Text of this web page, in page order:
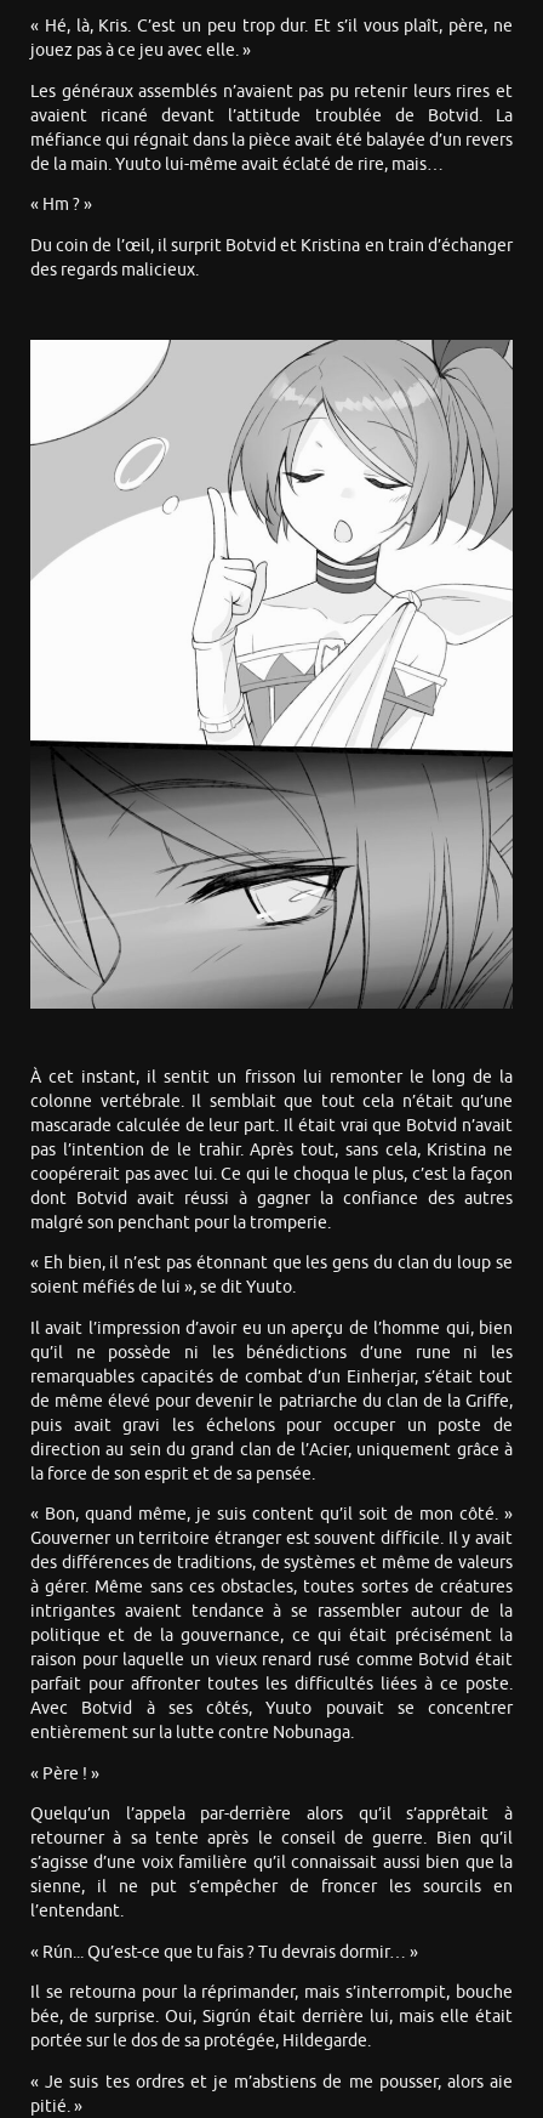
« Hé, là, Kris. C’est un peu trop dur. Et s’il vous plaît, père, ne
jouez pas à ce jeu avec elle. »
Les généraux assemblés n’avaient pas pu retenir leurs rires et
avaient ricané devant l’attitude troublée de Botvid. La
méfiance qui régnait dans la pièce avait été balayée d’un revers
de la main. Yuuto lui-même avait éclaté de rire, mais…
« Hm ? »
Du coin de l’œil, il surprit Botvid et Kristina en train d’échanger
des regards malicieux.
À cet instant, il sentit un frisson lui remonter le long de la
colonne vertébrale. Il semblait que tout cela n’était qu’une
mascarade calculée de leur part. Il était vrai que Botvid n’avait
pas l’intention de le trahir. Après tout, sans cela, Kristina ne
coopérerait pas avec lui. Ce qui le choqua le plus, c’est la façon
dont Botvid avait réussi à gagner la confiance des autres
malgré son penchant pour la tromperie.
« Eh bien, il n’est pas étonnant que les gens du clan du loup se
soient méfiés de lui », se dit Yuuto.
Il avait l’impression d’avoir eu un aperçu de l’homme qui, bien
qu’il ne possède ni les bénédictions d’une rune ni les
remarquables capacités de combat d’un Einherjar, s’était tout
de même élevé pour devenir le patriarche du clan de la Griffe,
puis avait gravi les échelons pour occuper un poste de
direction au sein du grand clan de l’Acier, uniquement grâce à
la force de son esprit et de sa pensée.
« Bon, quand même, je suis content qu’il soit de mon côté. »
Gouverner un territoire étranger est souvent difficile. Il y avait
des différences de traditions, de systèmes et même de valeurs
à gérer. Même sans ces obstacles, toutes sortes de créatures
intrigantes avaient tendance à se rassembler autour de la
politique et de la gouvernance, ce qui était précisément la
raison pour laquelle un vieux renard rusé comme Botvid était
parfait pour affronter toutes les difficultés liées à ce poste.
Avec Botvid à ses côtés, Yuuto pouvait se concentrer
entièrement sur la lutte contre Nobunaga.
« Père ! »
Quelqu’un l’appela par-derrière alors qu’il s’apprêtait à
retourner à sa tente après le conseil de guerre. Bien qu’il
s’agisse d’une voix familière qu’il connaissait aussi bien que la
sienne, il ne put s’empêcher de froncer les sourcils en
l’entendant.
« Rún... Qu’est-ce que tu fais ? Tu devrais dormir… »
Il se retourna pour la réprimander, mais s’interrompit, bouche
bée, de surprise. Oui, Sigrún était derrière lui, mais elle était
portée sur le dos de sa protégée, Hildegarde.
« Je suis tes ordres et je m’abstiens de me pousser, alors aie
pitié. »